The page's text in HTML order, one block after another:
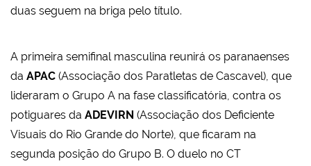
duas seguem na briga pelo título.
A primeira semifinal masculina reunirá os paranaenses
da APAC (Associação dos Paratletas de Cascavel), que
lideraram o Grupo A na fase classificatória, contra os
potiguares da ADEVIRN (Associação dos Deficiente
Visuais do Rio Grande do Norte), que ficaram na
segunda posição do Grupo B. O duelo no CT